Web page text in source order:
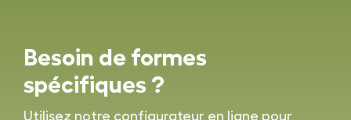
Besoin de formes
spécifiques ?
Utilisez notre configurateur en ligne pour